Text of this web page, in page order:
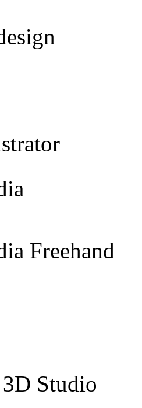
Freehand
Studio